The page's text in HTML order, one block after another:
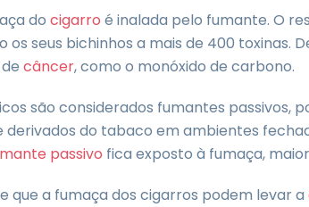
do cigarro é inalada pelo fumante. O
os seus bichinhos a mais de 400 toxinas.
câncer, como o monóxido de carbono.
são considerados fumantes passivos,
derivados do tabaco em ambientes
passivo fica exposto à fumaça,
que a fumaça dos cigarros podem levar a